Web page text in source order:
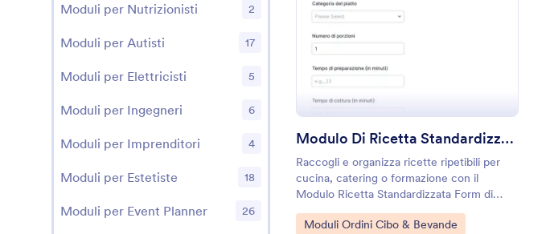
Anteprima
Modulo Di Ricetta Standardizzato
Raccogli e organizza ricette ripetibili per
cucina, catering o formazione con il
Modulo Ricetta Standardizzata Form di
Jotform, ideale per standardizzare porzioni,
tempi, allergeni e procedure in un unico
Go to Category:
Moduli Ordini Cibo & Bevande
Moduli per Nutrizionisti 2
Moduli per Autisti 17
Moduli per Elettricisti 5
Moduli per Ingegneri 6
Moduli per Imprenditori 4
Moduli per Estetiste 18
Moduli per Event Planner 26